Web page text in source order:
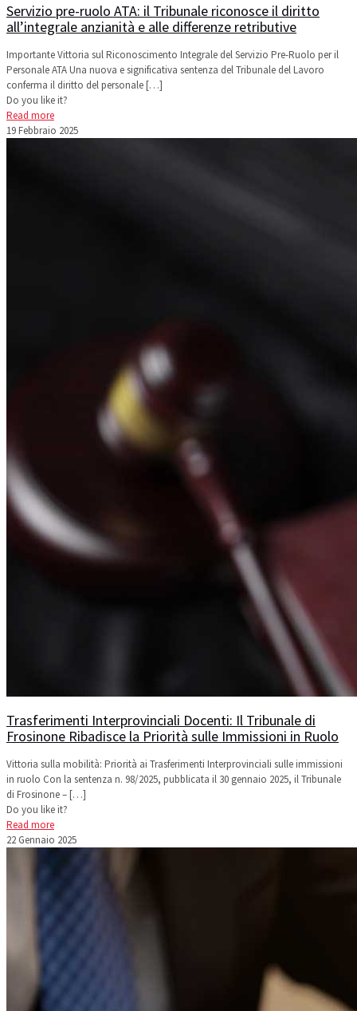
Servizio pre-ruolo ATA: il Tribunale riconosce il diritto
all’integrale anzianità e alle differenze retributive
Importante Vittoria sul Riconoscimento Integrale del Servizio Pre-Ruolo per il
Personale ATA Una nuova e significativa sentenza del Tribunale del Lavoro
conferma il diritto del personale[…]
Do you like it?
Read more
19 Febbraio 2025
Trasferimenti Interprovinciali Docenti: Il Tribunale di
Frosinone Ribadisce la Priorità sulle Immissioni in Ruolo
Vittoria sulla mobilità: Priorità ai Trasferimenti Interprovinciali sulle immissioni
in ruolo Con la sentenza n. 98/2025, pubblicata il 30 gennaio 2025, il Tribunale
di Frosinone –[…]
Do you like it?
Read more
22 Gennaio 2025